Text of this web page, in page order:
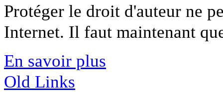
Protéger le droit d'auteur ne
Internet. Il faut maintenant
En savoir plus
Old Links